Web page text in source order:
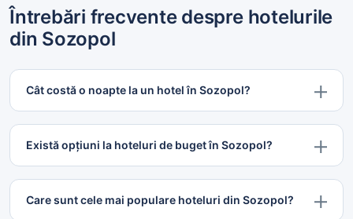
15 proprietăți
Întrebări frecvente despre hotelurile
din Sozopol
Cât costă o noapte la un hotel în Sozopol?
Există opțiuni la hoteluri de buget în Sozopol?
Care sunt cele mai populare hoteluri din Sozopol?